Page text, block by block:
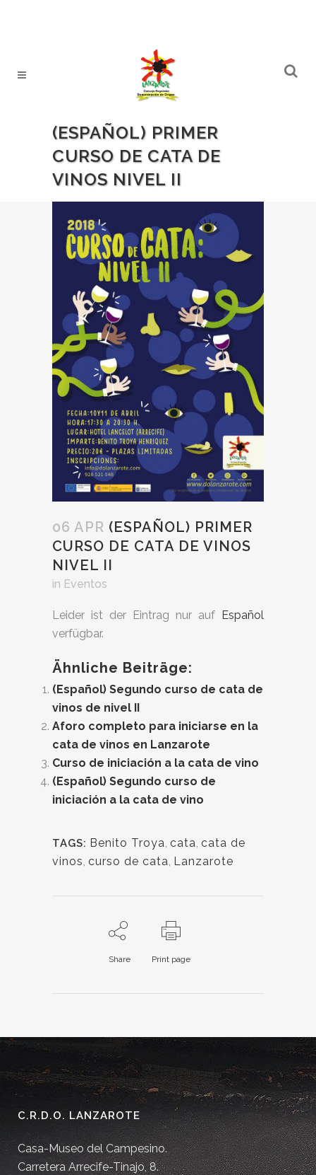
(ESPAÑOL) PRIMER
CURSO DE CATA DE
VINOS NIVEL II
06 APR (ESPAÑOL) PRIMER
CURSO DE CATA DE VINOS
NIVEL II
in Eventos
Leider ist der Eintrag nur auf
Español
verfügbar.
Ähnliche Beiträge:
(Español) Segundo curso de cata de
vinos de nivel II
Aforo completo para iniciarse en la
cata de vinos en Lanzarote
Curso de iniciación a la cata de vino
(Español) Segundo curso de
iniciación a la cata de vino
TAGS: Benito Troya, cata, cata de
vinos, curso de cata, Lanzarote
Share Print page
C.R.D.O. LANZAROTE
Casa-Museo del Campesino.
Carretera Arrecife-Tinajo, 8.